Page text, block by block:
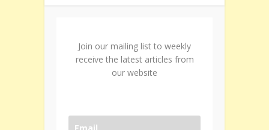
Join our mailing list to weekly
receive the latest articles from
our website